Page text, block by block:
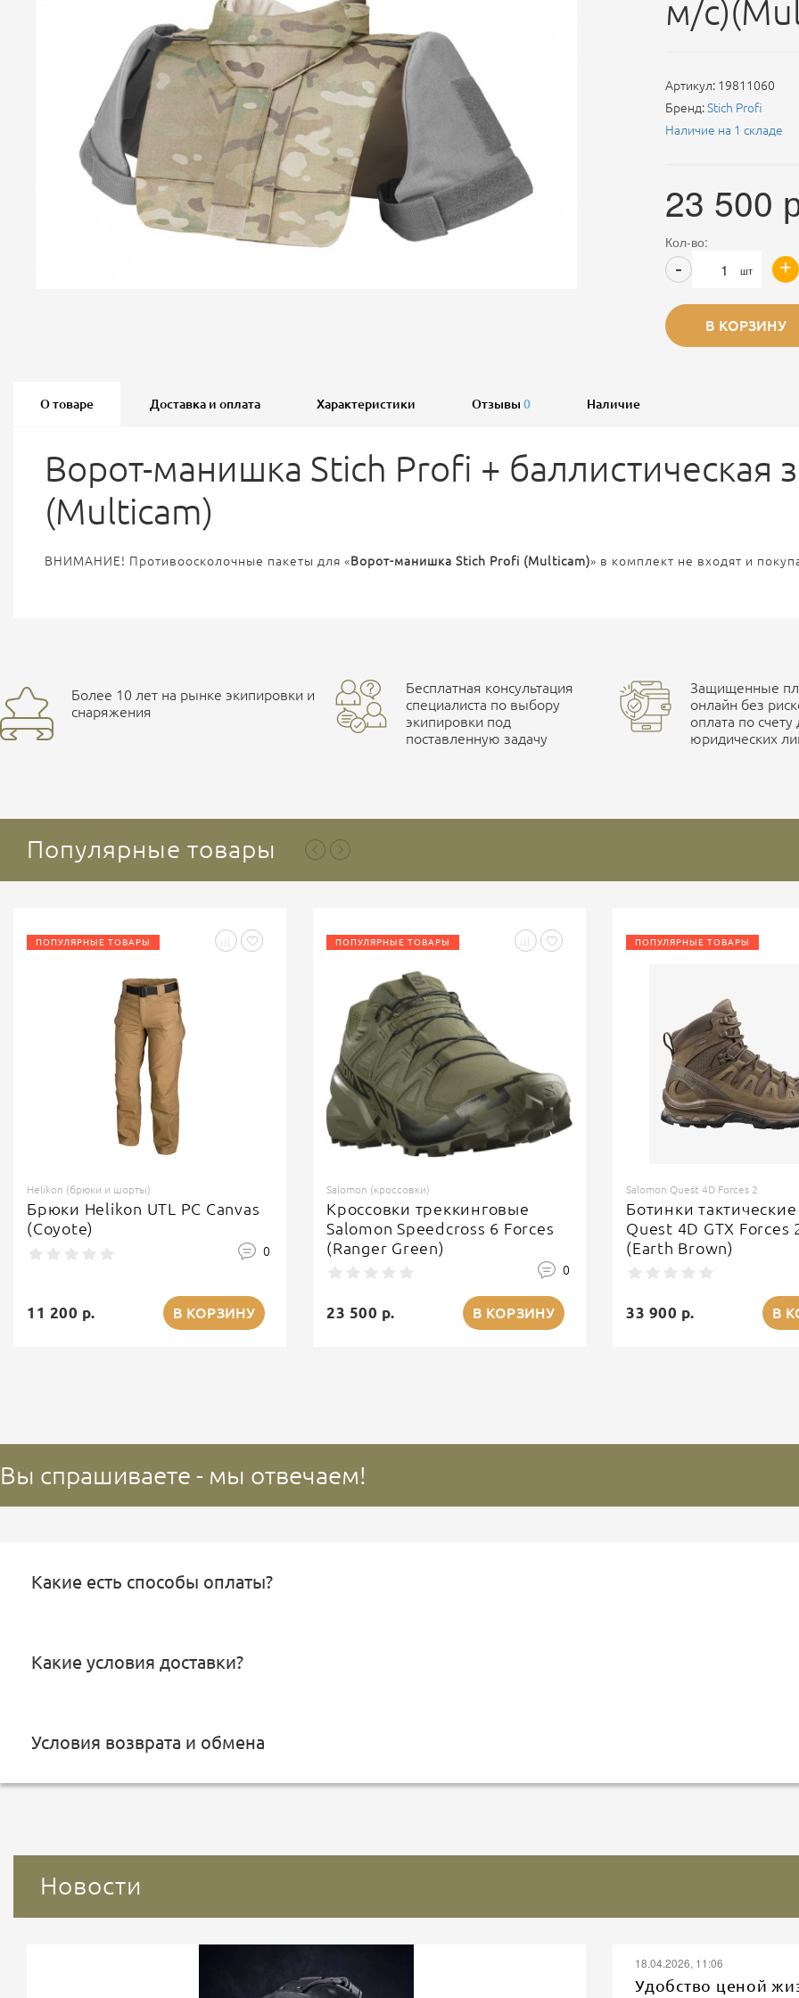
м/
Артикул: 19811060
Бренд:Stich Profi
Наличие на 1 складе
23 500
Кол-во:
шт +
-
В КОРЗИНУ
О товаре Доставка и оплата Характеристики Отзывы 0 Наличие
Ворот-манишка Stich Profi + баллистическая
(Multicam)
ВНИМАНИЕ! Противоосколочные пакеты для «Ворот-манишка Stich Profi (Multicam)» в комплект не входят и
Более 10 лет на рынке экипировки и
снаряжения
Бесплатная консультация
специалиста по выбору
экипировки под
поставленную задачу
Защищенные
онлайн без
оплата по счету
юридических
Популярные товары
ПОПУЛЯРНЫЕ ТОВАРЫ
Helikon (брюки и шорты)
Брюки Helikon UTL PC Canvas
(Coyote)
0
11 200 р. В КОРЗИНУ
ПОПУЛЯРНЫЕ ТОВАРЫ
Salomon (кроссовки)
Кроссовки треккинговые
Salomon Speedcross 6 Forces
(Ranger Green)
0
23 500 р. В КОРЗИНУ
ПОПУЛЯРНЫЕ ТОВАРЫ
Salomon Quest 4D Forces 2
Ботинки
Quest 4D GTX Forces
(Earth Brown)
33 900 р. В
Вы спрашиваете - мы отвечаем!
Какие есть способы оплаты?
Какие условия доставки?
Условия возврата и обмена
Новости
18.04.2026, 11:06
Удобство ценой